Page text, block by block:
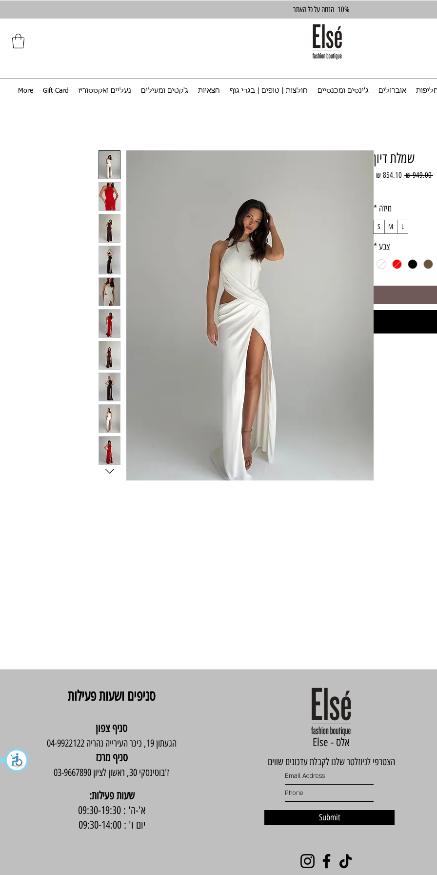
10% הנחה על כל האתר
אוברולים ג'ינסים ומכנסיים חולצות | טופים | בגדי גוף חצאיות ג'קטים ומעילים נעליים ואקססוריז Gift Card
More
שמלת דיון
‏949.00 ‏₪
מחיר
מידה *
L
M
S
צבע*
סניפים ושעות פעילות
סניף צפון
הגעתון 19, כיכר העירייה נהריה 04-9922122
סניף מרכז
ז'בוטינסקי 30, ראשון לציון 03-9667890
:שעות פעילות
א'-ה' : 09:30-19:30
יום ו' : 09:30-14:00
Else - אלס
הצטרפי לניוזלטר שלנו לקבלת עדכונים שווים
Submit